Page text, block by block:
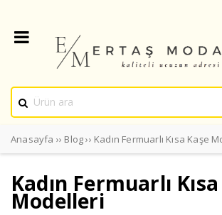
Anasayfa ›› Blog›› Kadın Fermuarlı Kısa Kaşe
Kadın Fermuarlı
Modelleri